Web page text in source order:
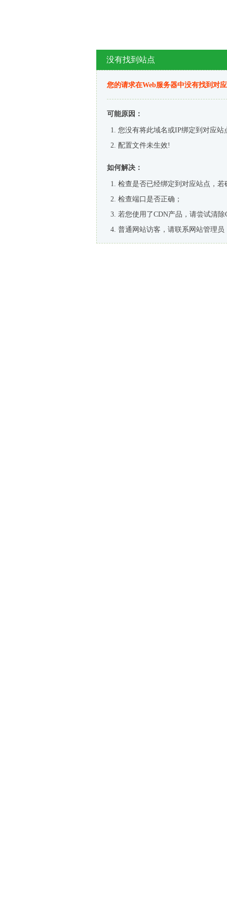
没有找到站点
您的请求在Web服务器中没有找到对
可能原因：
您没有将此域名或IP绑定到对应站
配置文件未生效!
如何解决：
检查是否已经绑定到对应站点，
检查端口是否正确；
若您使用了CDN产品，请尝试清除
普通网站访客，请联系网站管理员